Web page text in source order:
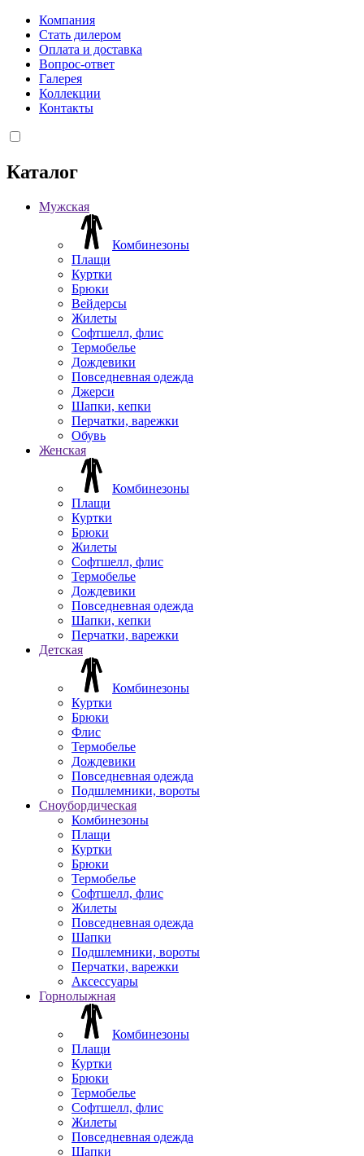
Компания
Стать дилером
Оплата и доставка
Вопрос-ответ
Галерея
Коллекции
Контакты
Каталог
Мужская
Комбинезоны
Плащи
Куртки
Брюки
Вейдерсы
Жилеты
Софтшелл, флис
Термобелье
Дождевики
Повседневная одежда
Джерси
Шапки, кепки
Перчатки, варежки
Обувь
Женская
Комбинезоны
Плащи
Куртки
Брюки
Жилеты
Софтшелл, флис
Термобелье
Дождевики
Повседневная одежда
Шапки, кепки
Перчатки, варежки
Детская
Комбинезоны
Куртки
Брюки
Флис
Термобелье
Дождевики
Повседневная одежда
Подшлемники, вороты
Сноубордическая
Комбинезоны
Плащи
Куртки
Брюки
Термобелье
Софтшелл, флис
Жилеты
Повседневная одежда
Шапки
Подшлемники, вороты
Перчатки, варежки
Аксессуары
Горнолыжная
Комбинезоны
Плащи
Куртки
Брюки
Термобелье
Софтшелл, флис
Жилеты
Повседневная одежда
Шапки